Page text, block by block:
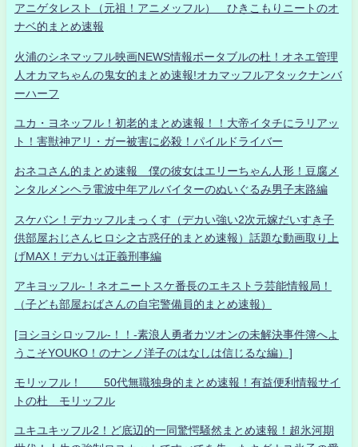
アニゲタレスト（元祖！アニメッフル） ひきこもりニートのオ
ナベ的まとめ速報
火浦のシネマッフル映画NEWS情報ポータブルの杜！オネエ管理
人オカマちゃんの鬼女的まとめ速報!オカマッフルアタックナンバ
ーハーフ
ユカ・ヨネッフル！初老的まとめ速報！！大帝イタチにラリアッ
ト！害獣神アリ・ガー被害に必殺！パイルドライバー
おネコさん的まとめ速報 僕の彼女はエリーちゃん人形！豆腐メ
ンタルメンヘラ電波中年アルバイターのぬいぐるみ男子末路編
スケバン！デカッフルまっくす（デカい強い2次元嫁だいすき子
供部屋おじさんヒロシ之古惑仔的まとめ速報）話題な動画取り上
げMAX！デカいは正義刑事編
アキヨッフル-！ネオニートスケ番長のエキストラ芸能情報局！
（子ども部屋おばさんの自宅警備員的まとめ速報）
[ヨシヨシロッフル-！！-素浪人勇者カツオンの未解決事件簿へよ
うこそYOUKO！のナンノ洋子のはなしは信じるな編）]
モリッフル！ 50代無職独身的まとめ速報！有益便利情報サイ
トの杜 モリッフル
ユキユキッフル2！ど底辺的一同驚愕騒然まとめ速報！超氷河期